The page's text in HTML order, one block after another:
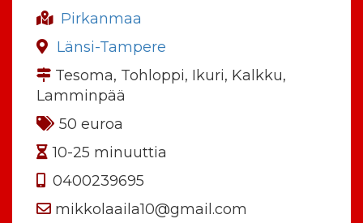
Pirkanmaa
Länsi-Tampere
Tesoma, Tohloppi, Ikuri, Kalkku,
Lamminpää
50 euroa
10-25 minuuttia
0400239695
mikkolaaila10@gmail.com